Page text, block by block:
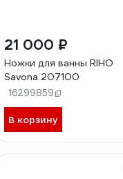
21 000 ₽
Ножки для ванны RIHO
Savona 207100
16299859
В корзину